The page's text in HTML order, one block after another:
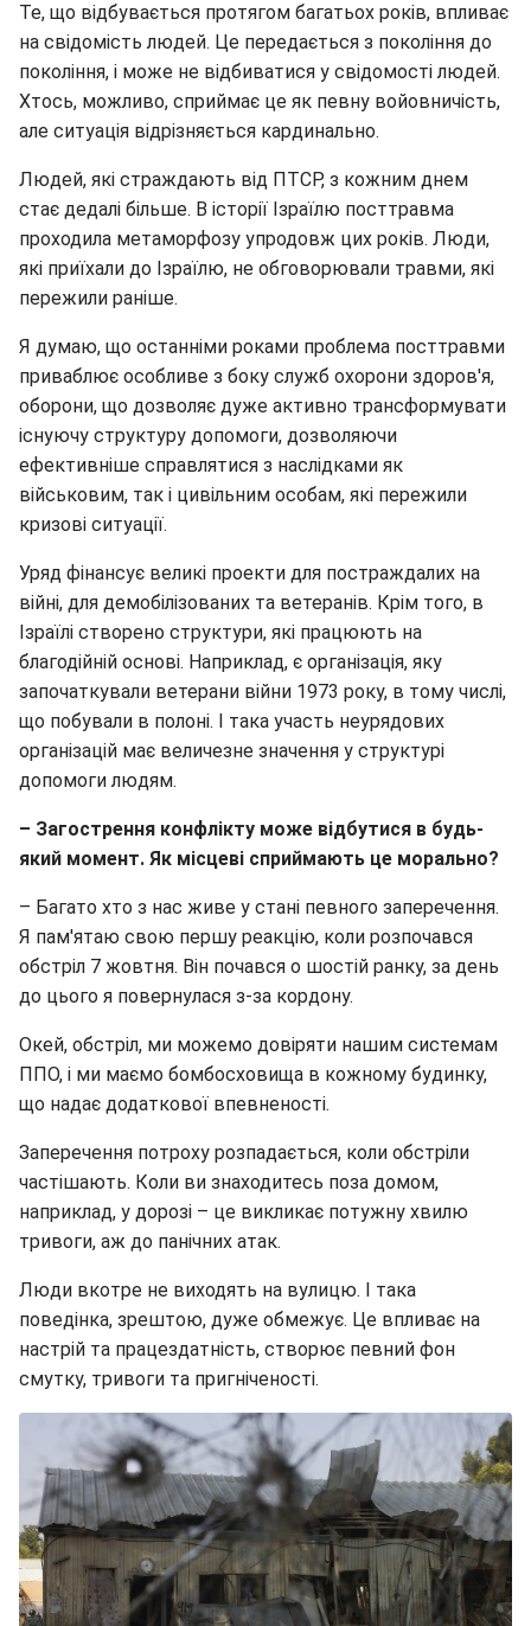
Те, що відбувається протягом багатьох років, впливає
на свідомість людей. Це передається з покоління до
покоління, і може не відбиватися у свідомості людей.
Хтось, можливо, сприймає це як певну войовничість,
але ситуація відрізняється кардинально.
Людей, які страждають від ПТСР, з кожним днем
стає дедалі більше. В історії Ізраїлю посттравма
проходила метаморфозу упродовж цих років. Люди,
які приїхали до Ізраїлю, не обговорювали травми, які
пережили раніше.
Я думаю, що останніми роками проблема посттравми
приваблює особливе з боку служб охорони здоров'я,
оборони, що дозволяє дуже активно трансформувати
існуючу структуру допомоги, дозволяючи
ефективніше справлятися з наслідками як
військовим, так і цивільним особам, які пережили
кризові ситуації.
Уряд фінансує великі проекти для постраждалих на
війні, для демобілізованих та ветеранів. Крім того, в
Ізраїлі створено структури, які працюють на
благодійній основі. Наприклад, є організація, яку
започаткували ветерани війни 1973 року, в тому числі,
що побували в полоні. І така участь неурядових
організацій має величезне значення у структурі
допомоги людям.
– Загострення конфлікту може відбутися в будь-
який момент. Як місцеві сприймають це морально?
– Багато хто з нас живе у стані певного заперечення.
Я пам'ятаю свою першу реакцію, коли розпочався
обстріл 7 жовтня. Він почався о шостій ранку, за день
до цього я повернулася з-за кордону.
Окей, обстріл, ми можемо довіряти нашим системам
ППО, і ми маємо бомбосховища в кожному будинку,
що надає додаткової впевненості.
Заперечення потроху розпадається, коли обстріли
частішають. Коли ви знаходитесь поза домом,
наприклад, у дорозі – це викликає потужну хвилю
тривоги, аж до панічних атак.
Люди вкотре не виходять на вулицю. І така
поведінка, зрештою, дуже обмежує. Це впливає на
настрій та працездатність, створює певний фон
смутку, тривоги та пригніченості.